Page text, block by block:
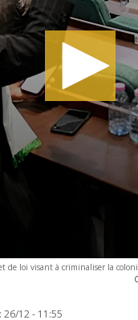
de loi visant à criminaliser la
26/12 - 11:55